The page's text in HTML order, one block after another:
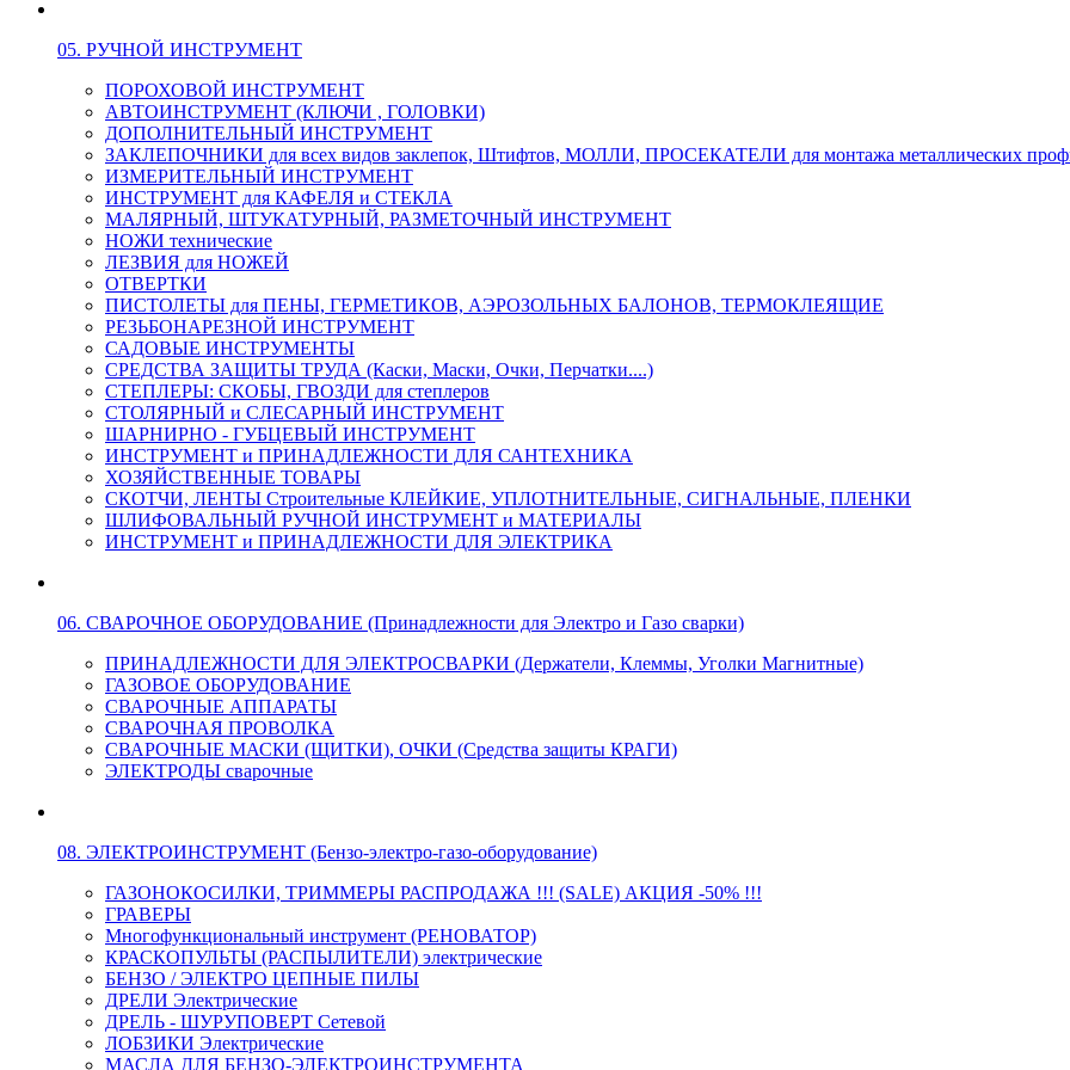
05. РУЧНОЙ ИНСТРУМЕНТ
ПОРОХОВОЙ ИНСТРУМЕНТ
АВТОИНСТРУМЕНТ (КЛЮЧИ , ГОЛОВКИ)
ДОПОЛНИТЕЛЬНЫЙ ИНСТРУМЕНТ
ЗАКЛЕПОЧНИКИ для всех видов заклепок, Штифтов, МОЛЛИ, ПРОСЕКАТЕЛИ для монтажа металлических
ИЗМЕРИТЕЛЬНЫЙ ИНСТРУМЕНТ
ИНСТРУМЕНТ для КАФЕЛЯ и СТЕКЛА
МАЛЯРНЫЙ, ШТУКАТУРНЫЙ, РАЗМЕТОЧНЫЙ ИНСТРУМЕНТ
НОЖИ технические
ЛЕЗВИЯ для НОЖЕЙ
ОТВЕРТКИ
ПИСТОЛЕТЫ для ПЕНЫ, ГЕРМЕТИКОВ, АЭРОЗОЛЬНЫХ БАЛОНОВ, ТЕРМОКЛЕЯЩИЕ
РЕЗЬБОНАРЕЗНОЙ ИНСТРУМЕНТ
САДОВЫЕ ИНСТРУМЕНТЫ
СРЕДСТВА ЗАЩИТЫ ТРУДА (Каски, Маски, Очки, Перчатки....)
СТЕПЛЕРЫ: СКОБЫ, ГВОЗДИ для степлеров
СТОЛЯРНЫЙ и СЛЕСАРНЫЙ ИНСТРУМЕНТ
ШАРНИРНО - ГУБЦЕВЫЙ ИНСТРУМЕНТ
ИНСТРУМЕНТ и ПРИНАДЛЕЖНОСТИ ДЛЯ САНТЕХНИКА
ХОЗЯЙСТВЕННЫЕ ТОВАРЫ
СКОТЧИ, ЛЕНТЫ Строительные КЛЕЙКИЕ, УПЛОТНИТЕЛЬНЫЕ, СИГНАЛЬНЫЕ, ПЛЕНКИ
ШЛИФОВАЛЬНЫЙ РУЧНОЙ ИНСТРУМЕНТ и МАТЕРИАЛЫ
ИНСТРУМЕНТ и ПРИНАДЛЕЖНОСТИ ДЛЯ ЭЛЕКТРИКА
06. СВАРОЧНОЕ ОБОРУДОВАНИЕ (Принадлежности для Электро и Газо сварки)
ПРИНАДЛЕЖНОСТИ ДЛЯ ЭЛЕКТРОСВАРКИ (Держатели, Клеммы, Уголки Магнитные)
ГАЗОВОЕ ОБОРУДОВАНИЕ
СВАРОЧНЫЕ АППАРАТЫ
СВАРОЧНАЯ ПРОВОЛКА
СВАРОЧНЫЕ МАСКИ (ЩИТКИ), ОЧКИ (Средства защиты КРАГИ)
ЭЛЕКТРОДЫ сварочные
08. ЭЛЕКТРОИНСТРУМЕНТ (Бензо-электро-газо-оборудование)
ГАЗОНОКОСИЛКИ, ТРИММЕРЫ РАСПРОДАЖА !!! (SALE) АКЦИЯ -50% !!!
ГРАВЕРЫ
Многофункциональный инструмент (РЕНОВАТОР)
КРАСКОПУЛЬТЫ (РАСПЫЛИТЕЛИ) электрические
БЕНЗО / ЭЛЕКТРО ЦЕПНЫЕ ПИЛЫ
ДРЕЛИ Электрические
ДРЕЛЬ - ШУРУПОВЕРТ Сетевой
ЛОБЗИКИ Электрические
МАСЛА ДЛЯ БЕНЗО-ЭЛЕКТРОИНСТРУМЕНТА